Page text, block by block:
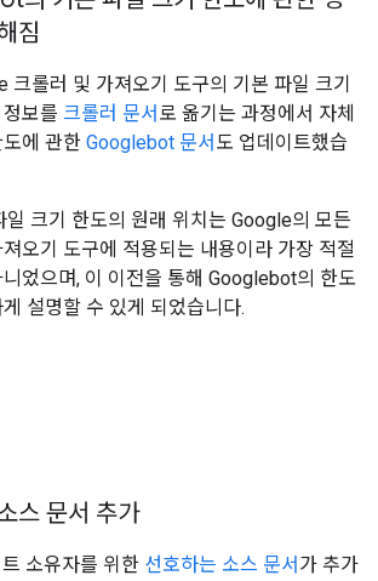
짐
크롤러 및 가져오기 도구의 기본 파일 크기
보를 크롤러 문서 로 옮기는 과정에서 자체
에 관한 Googlebot 문서 도 업데이트했습
일 크기 한도의 원래 위치는 Google의 모든
오기 도구에 적용되는 내용이라 가장 적절
었으며, 이 이전을 통해 Googlebot의 한도
설명할 수 있게 되었습니다.
스 문서 추가
소유자를 위한 선호하는 소스 문서 가 추가